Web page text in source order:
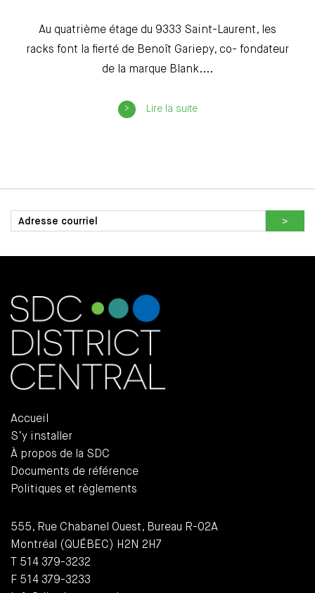
Au quatrième étage du 9333 Saint-Laurent, les
racks font la fierté de Benoît Gariepy, co- fondateur
de la marque Blank....
Lire la suite
Accueil
S’y installer
À propos de la SDC
Documents de référence
Politiques et règlements
555, Rue Chabanel Ouest, Bureau R-02A
Montréal (QUÉBEC) H2N 2H7
T 514 379-3232
F 514 379-3233